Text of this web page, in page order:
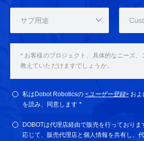
サブ用途
私はDobot Roboticsの <ユーザー登録> およ
を読み、同意します *
DOBOTは代理店経由で販売を行っており
応じて、販売代理店と個人情報を共有し、